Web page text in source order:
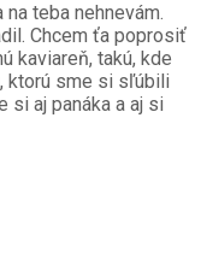
teba nehnevám.
Chcem ťa poprosiť
kaviareň, takú, kde
ktorú sme si sľúbili
si aj panáka a aj si